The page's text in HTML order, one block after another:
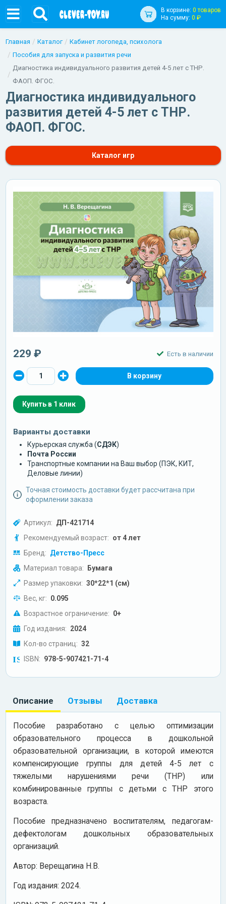
В корзине: 0 товаров
На сумму: 0 ₽
Главная Каталог
Кабинет логопеда, психолога
Пособия для запуска и развития речи
Диагностика индивидуального развития детей 4-5 лет с ТНР.
ФАОП. ФГОС.
Диагностика индивидуального
развития детей 4-5 лет с ТНР.
ФАОП. ФГОС.
Каталог игр
229 ₽ Есть в наличии
Купить в 1 клик
Варианты доставки
Курьерская служба (СДЭК)
Почта России
Транспортные компании на Ваш выбор (ПЭК, КИТ,
Деловые линии)
Точная стоимость доставки будет рассчитана при
оформлении заказа
Артикул: ДП-421714
Рекомендуемый возраст: от 4 лет
Бренд: Детство-Пресс
Материал товара: Бумага
Размер упаковки: 30*22*1 (см)
Вес, кг: 0.095
Возрастное ограничение: 0+
Год издания: 2024
Кол-во страниц: 32
ISBN: 978-5-907421-71-4
Описание Отзывы Доставка
Пособие разработано с целью оптимизации
образовательного процесса в дошкольной
образовательной организации, в которой имеются
компенсирующие группы для детей 4-5 лет с
тяжелыми нарушениями речи (ТНР) или
комбинированные группы с детьми с ТНР этого
возраста.
Пособие предназначено воспитателям, педагогам-
дефектологам дошкольных образовательных
организаций.
Автор: Верещагина Н.В.
Год издания: 2024.